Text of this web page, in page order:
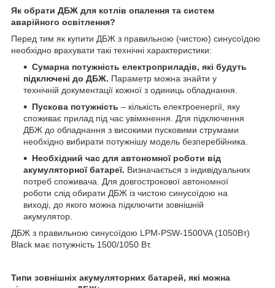
Як обрати ДБЖ для котлів опалення та систем
аварійного освітлення?
Перед тим як купити ДБЖ з правильною (чистою) синусоїдою
необхідно врахувати такі технічні характеристики:
Сумарна потужність електроприладів, які будуть
підключені до ДБЖ. Параметр можна знайти у
технічній документації кожної з одиниць обладнання.
Пускова потужність – кількість електроенергії, яку
споживає прилад під час увімкнення. Для підключення
ДБЖ до обладнання з високими пусковими струмами
необхідно вибирати потужнішу модель безперебійника.
Необхідний час для автономної роботи від
акумуляторної батареї. Визначається з індивідуальних
потреб споживача. Для довгострокової автономної
роботи слід обирати ДБЖ із чистою синусоїдою на
виході, до якого можна підключити зовнішній
акумулятор.
ДБЖ з правильною синусоїдою LPM-PSW-1500VA (1050Вт)
Black має потужність 1500/1050 Вт.
Типи зовнішніх акумуляторних батарей, які можна